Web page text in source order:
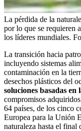
La pérdida de la
por lo que se requieren
los líderes mundiales.
La transición hacia
incluyendo sistemas
contaminación en la
desechos plásticos del
soluciones basadas en
compromisos
64 países, de los cinco
Europea para la Unión
naturaleza hasta el final